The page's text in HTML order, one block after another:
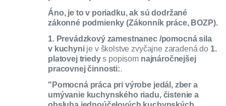
Áno, je to v poriadku, ak sú dodržané
zákonné podmienky (Zákonník práce, BOZP).
1. Prevádzkový zamestnanec /pomocná sila
v kuchyni je v školstve zvyčajne zaradená do 1.
platovej triedys popisom najnáročnejšej
pracovnej činnosti:.
"Pomocná práca pri výrobe jedál, zber a
umývanie kuchynského riadu, čistenie a